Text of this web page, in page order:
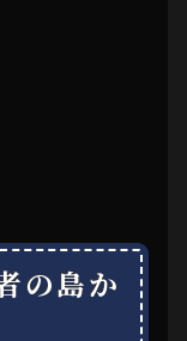
の島か